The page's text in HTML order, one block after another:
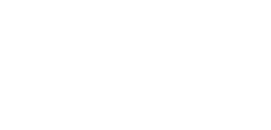
– met Milky Eau
De geur van melk